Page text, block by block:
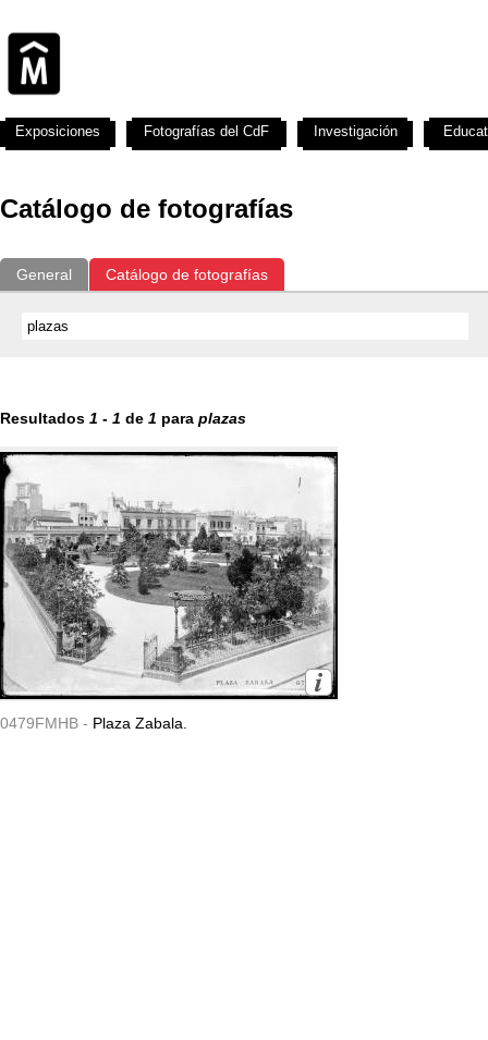
Catálogo de fotografías
General Catálogo de fotografías
Resultados 1 - 1 de 1 para plazas
0479FMHB - Plaza Zabala.
Exposiciones Fotografías del CdF Investigación